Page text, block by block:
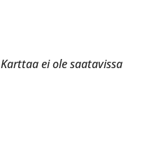
Karttaa ei ole saatavissa